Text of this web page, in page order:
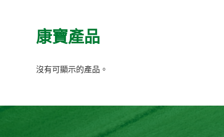
康寶產品
沒有可顯示的產品。